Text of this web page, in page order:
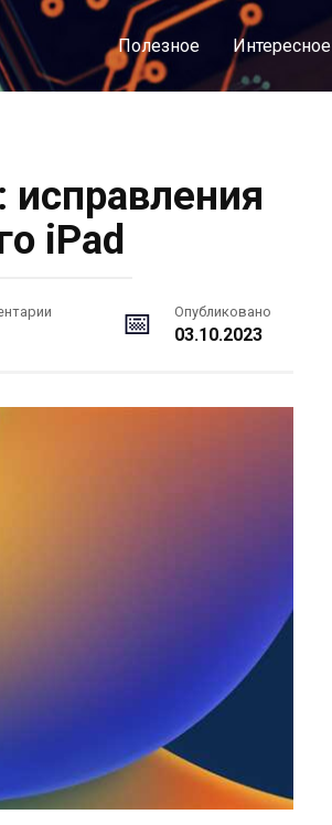
Полезное Интересное
исправления
iPad
Опубликовано
03.10.2023